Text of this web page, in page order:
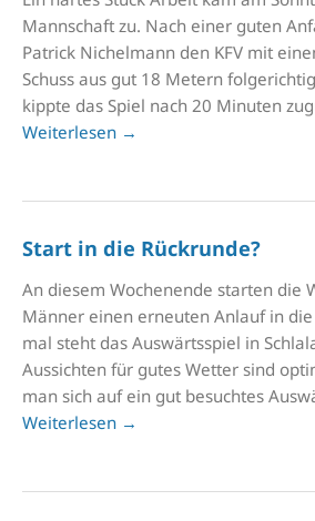
Mannschaft zu. Nach einer guten
Patrick Nichelmann den KFV mit
Schuss aus gut 18 Metern
kippte das Spiel nach 20 Minuten
Weiterlesen →
Start in die Rückrunde?
An diesem Wochenende starten die
Männer einen erneuten Anlauf in die
mal steht das Auswärtsspiel in
Aussichten für gutes Wetter sind
man sich auf ein gut besuchtes
Weiterlesen →